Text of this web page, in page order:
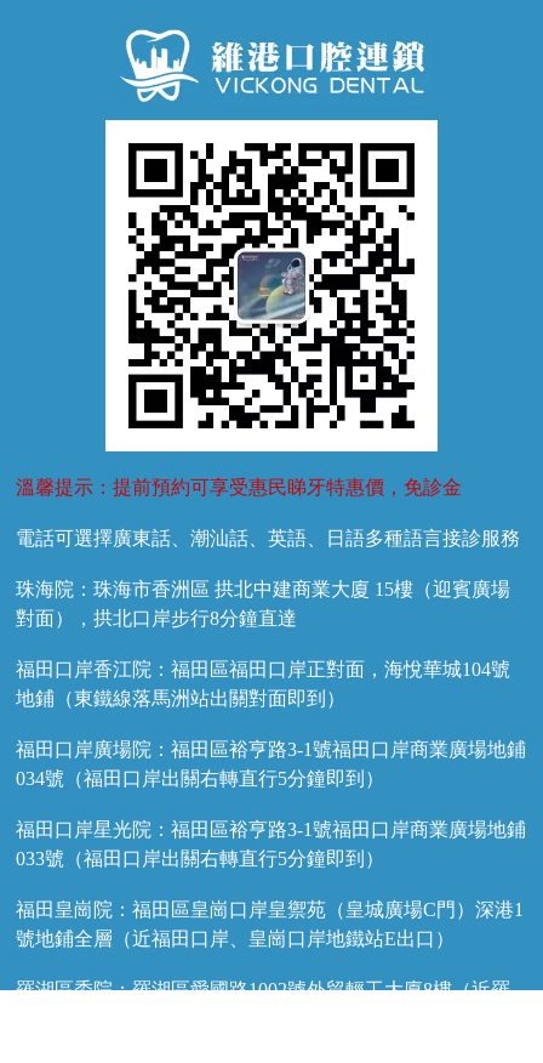
牙齦萎縮
溫馨提示：提前預約可享受惠民睇牙特惠價，免診金
電話可選擇廣東話、潮汕話、英語、日語多種語言接診服務
珠海院：珠海市香洲區 拱北中建商業大廈 15樓（迎賓廣場
對面），拱北口岸步行8分鐘直達
福田口岸香江院：福田區福田口岸正對面，海悅華城104號
地鋪（東鐵線落馬洲站出關對面即到）
福田口岸廣場院：福田區裕亨路3-1號福田口岸商業廣場地鋪
034號（福田口岸出關右轉直行5分鐘即到）
福田口岸星光院：福田區裕亨路3-1號福田口岸商業廣場地鋪
033號（福田口岸出關右轉直行5分鐘即到）
福田皇崗院：福田區皇崗口岸皇禦苑（皇城廣場C門）深港1
號地鋪全層（近福田口岸、皇崗口岸地鐵站E出口）
羅湖區委院：羅湖區愛國路1002號外貿輕工大廈8樓（近羅